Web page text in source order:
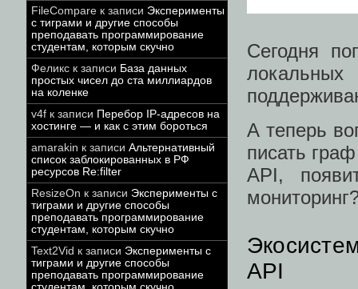
FileCompare к записи Эксперименты
с тиграми и другие способы
преподавать программирование
студентам, которым скучно
Феликс к записи База данных
простых чисел до ста миллиардов
на коленке
v4f к записи Перебор IP-адресов на
хостинге — и как с этим бороться
amarakin к записи Альтернативный
список заблокированных в РФ
ресурсов Re:filter
ResizeOn к записи Эксперименты с
тиграми и другие способы
преподавать программирование
студентам, которым скучно
Text2Vid к записи Эксперименты с
тиграми и другие способы
преподавать программирование
Сегодня
А теперь
писать
API,
API